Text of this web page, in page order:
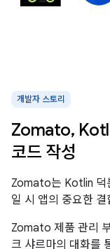
개발자 스토리
Zomato,
코드 작성
Zomato는 Kotlin 덕
일 시 앱의 중요한
Zomato 제품 관리
크 샤르마의 대화를